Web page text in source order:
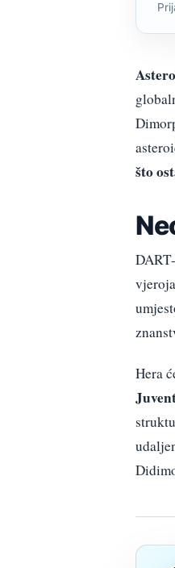
što
Hera